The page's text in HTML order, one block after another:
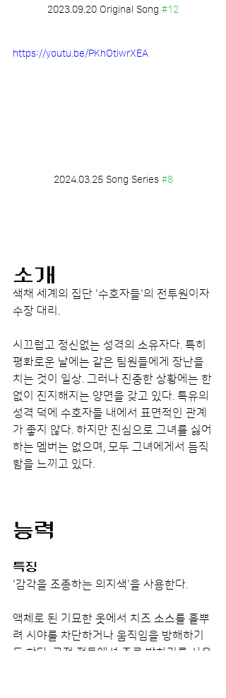
2023.09.20 Original Song #12
https://youtu.be/PKhOtiwrXEA
2024.03.25 Song Series #8
소개
색채 세계의 집단 '수호자들'의 전투원이자
수장 대리.
시끄럽고 정신없는 성격의 소유자다. 특히
평화로운 날에는 같은 팀원들에게 장난을
치는 것이 일상. 그러나 진중한 상황에는 한
없이 진지해지는 양면을 갖고 있다. 특유의
성격 덕에 수호자들 내에서 표면적인 관계
가 좋지 않다. 하지만 진심으로 그녀를 싫어
하는 멤버는 없으며, 모두 그녀에게서 듬직
함을 느끼고 있다.
능력
특징
'감각을 조종하는 의지색'을 사용한다.
액체로 된 기묘한 옷에서 치즈 소스를 흩뿌
려 시야를 차단하거나 움직임을 방해하기
도 한다. 근접 전투에선 주로 발차기를 사용